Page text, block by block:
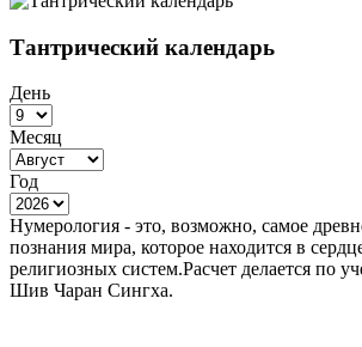
Тантрический календарь
День
Месяц
Год
Нумерология - это, возможно, самое
познания мира, которое находится в
религиозных систем.Расчет делается по
Шив Чаран Сингха.